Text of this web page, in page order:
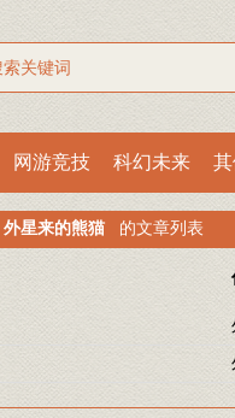
网游竞技 科幻未来
外星来的熊猫 的文章列表